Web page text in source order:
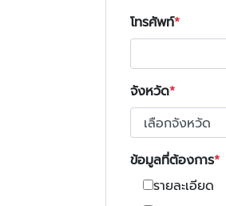
โทรศัพท์
จังหวัด
ข้อมูลที่ต้องการ
รายละเอียด